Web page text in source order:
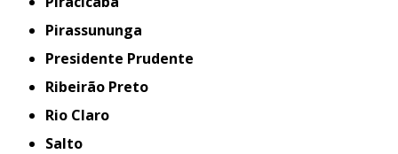
Pirassununga
Presidente Prudente
Ribeirão Preto
Rio Claro
Salto